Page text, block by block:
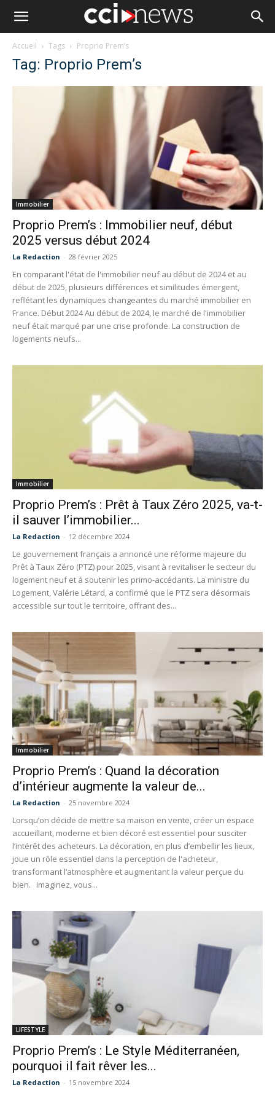
Accueil Tags Proprio Prem’s
Tag: Proprio Prem’s
Immobilier
Proprio Prem’s : Immobilier neuf, début
2025 versus début 2024
La Redaction - 28 février 2025
En comparant l'état de l'immobilier neuf au début de 2024 et au
début de 2025, plusieurs différences et similitudes émergent,
reflétant les dynamiques changeantes du marché immobilier en
France. Début 2024 Au début de 2024, le marché de l'immobilier
neuf était marqué par une crise profonde. La construction de
logements neufs...
Immobilier
Proprio Prem’s : Prêt à Taux Zéro 2025, va-t-
il sauver l’immobilier...
La Redaction - 12 décembre 2024
Le gouvernement français a annoncé une réforme majeure du
Prêt à Taux Zéro (PTZ) pour 2025, visant à revitaliser le secteur du
logement neuf et à soutenir les primo-accédants. La ministre du
Logement, Valérie Létard, a confirmé que le PTZ sera désormais
accessible sur tout le territoire, offrant des...
Immobilier
Proprio Prem’s : Quand la décoration
d’intérieur augmente la valeur de...
La Redaction - 25 novembre 2024
Lorsqu’on décide de mettre sa maison en vente, créer un espace
accueillant, moderne et bien décoré est essentiel pour susciter
l’intérêt des acheteurs. La décoration, en plus d’embellir les lieux,
joue un rôle essentiel dans la perception de l'acheteur,
transformant l’atmosphère et augmentant la valeur perçue du
bien. Imaginez, vous...
LIFESTYLE
Proprio Prem’s : Le Style Méditerranéen,
pourquoi il fait rêver les...
La Redaction - 15 novembre 2024